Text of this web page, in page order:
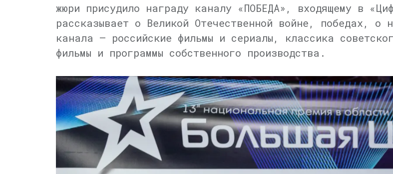
жюри присудило награду каналу «ПОБЕДА», входящему в
рассказывает о Великой Отечественной войне, победах, о
канала — российские фильмы и сериалы, классика
фильмы и программы собственного производства.